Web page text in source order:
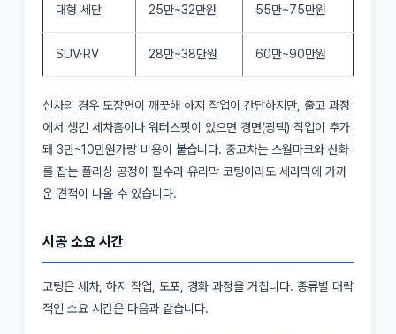
대형 세단 25만~32만원 55만~75만원
SUV·RV 28만~38만원 60만~90만원
신차의 경우 도장면이 깨끗해 하지 작업이 간단하지만, 출고 과정
에서 생긴 세차흠이나 워터스팟이 있으면 경면(광택) 작업이 추가
돼 3만~10만원가량 비용이 붙습니다. 중고차는 스월마크와 산화
를 잡는 폴리싱 공정이 필수라 유리막 코팅이라도 세라믹에 가까
운 견적이 나올 수 있습니다.
시공 소요 시간
코팅은 세차, 하지 작업, 도포, 경화 과정을 거칩니다. 종류별 대략
적인 소요 시간은 다음과 같습니다.